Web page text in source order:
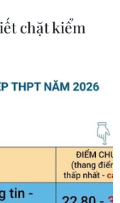
tổ chức hòa
nỗ lực chung của
công, đồng thời
bên liên quan
chặt kiểm